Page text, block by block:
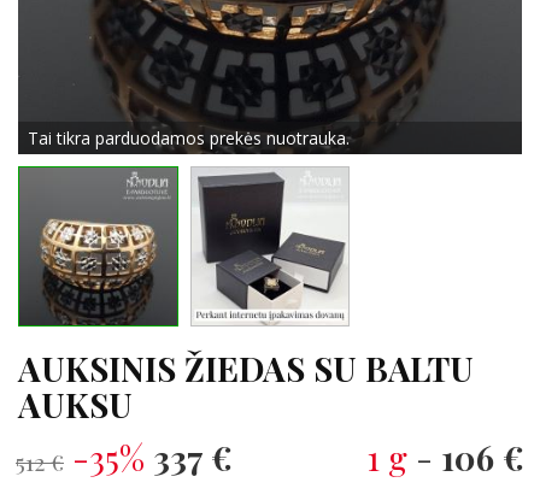
Tai tikra parduodamos prekės nuotrauka.
AUKSINIS ŽIEDAS SU BALTU
AUKSU
512 € -35% 337 € 1 g - 106 €